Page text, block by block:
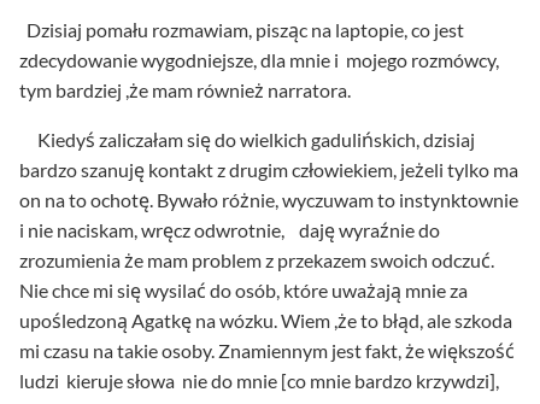
Dzisiaj pomału rozmawiam, pisząc na laptopie, co jest
zdecydowanie wygodniejsze, dla mnie i mojego rozmówcy,
tym bardziej ,że mam również narratora.
Kiedyś zaliczałam się do wielkich gadulińskich, dzisiaj
bardzo szanuję kontakt z drugim człowiekiem, jeżeli tylko ma
on na to ochotę. Bywało różnie, wyczuwam to instynktownie
i nie naciskam, wręcz odwrotnie, daję wyraźnie do
zrozumienia że mam problem z przekazem swoich odczuć.
Nie chce mi się wysilać do osób, które uważają mnie za
upośledzoną Agatkę na wózku. Wiem ,że to błąd, ale szkoda
mi czasu na takie osoby. Znamiennym jest fakt, że większość
ludzi kieruje słowa nie do mnie [co mnie bardzo krzywdzi],